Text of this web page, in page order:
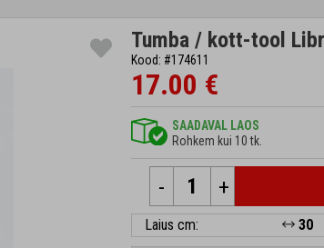
Tumba / kott-tool
Kood: #174611
17.00 €
SAADAVAL LAOS
Rohkem kui 10 tk.
- +
Laius cm:
30